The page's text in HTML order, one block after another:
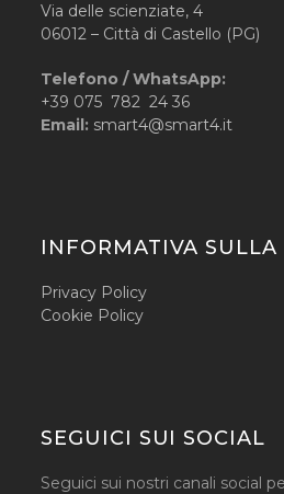
Via delle scienziate, 4
06012 – Città di Castello (PG)
Telefono / WhatsApp:
+39 075 782 24 36
Email: smart4@smart4.it
INFORMATIVA SULLA
Privacy Policy
Cookie Policy
SEGUICI SUI SOCIAL
Seguici sui nostri canali social